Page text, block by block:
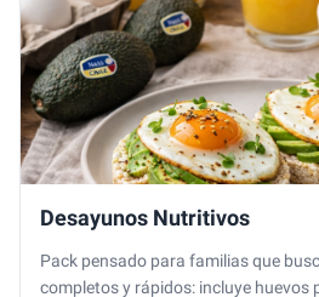
Desayunos Nutritivos
Pack pensado para familias que
completos y rápidos: incluye huevos